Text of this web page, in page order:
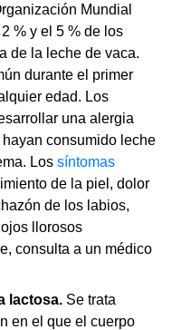
Mundial
% y el 5 % de los
de la leche de vaca.
durante el primer
edad. Los
una alergia
consumido leche
Los síntomas
de la piel, dolor
de los labios,
llorosos
consulta a un médico
lactosa. Se trata
en el que el cuerpo